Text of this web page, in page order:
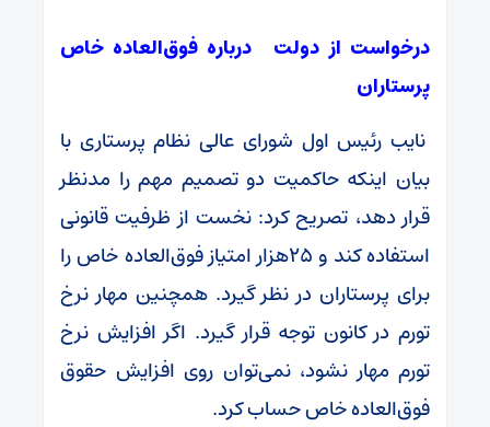
درخواست از دولت درباره فوق‌العاده خاص
پرستاران
نایب رئیس اول شورای عالی نظام پرستاری با
بیان اینکه حاکمیت دو تصمیم مهم را مدنظر
قرار دهد، تصریح کرد: نخست از ظرفیت قانونی
استفاده‌ کند و ۲۵هزار امتیاز فوق‌العاده خاص را
برای پرستاران در نظر گیرد. همچنین مهار نرخ
تورم در کانون توجه قرار گیرد. اگر افزایش نرخ
تورم مهار نشود، نمی‌توان روی افزایش حقوق
فوق‌العاده خاص حساب‌ کرد.